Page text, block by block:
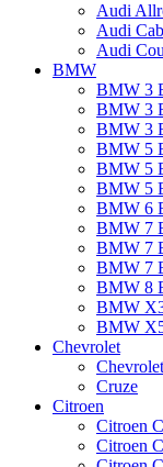
Audi
Audi
Audi
BMW
BMW 3
BMW 3
BMW 3
BMW 5
BMW 5
BMW 5
BMW 6
BMW 7
BMW 7
BMW 7
BMW 8
BMW
BMW
Chevrolet
Cruze
Citroen
Citroen
Citroen